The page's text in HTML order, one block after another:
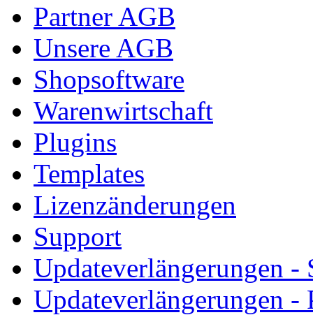
Partner AGB
Unsere AGB
Shopsoftware
Warenwirtschaft
Plugins
Templates
Lizenzänderungen
Support
Updateverlängerungen -
Updateverlängerungen -